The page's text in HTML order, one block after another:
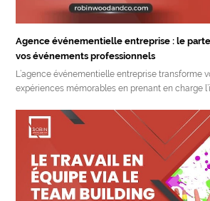
Agence événementielle entreprise : le
vos événements professionnels
L’agence événementielle entreprise transforme
expériences mémorables en prenant en charge